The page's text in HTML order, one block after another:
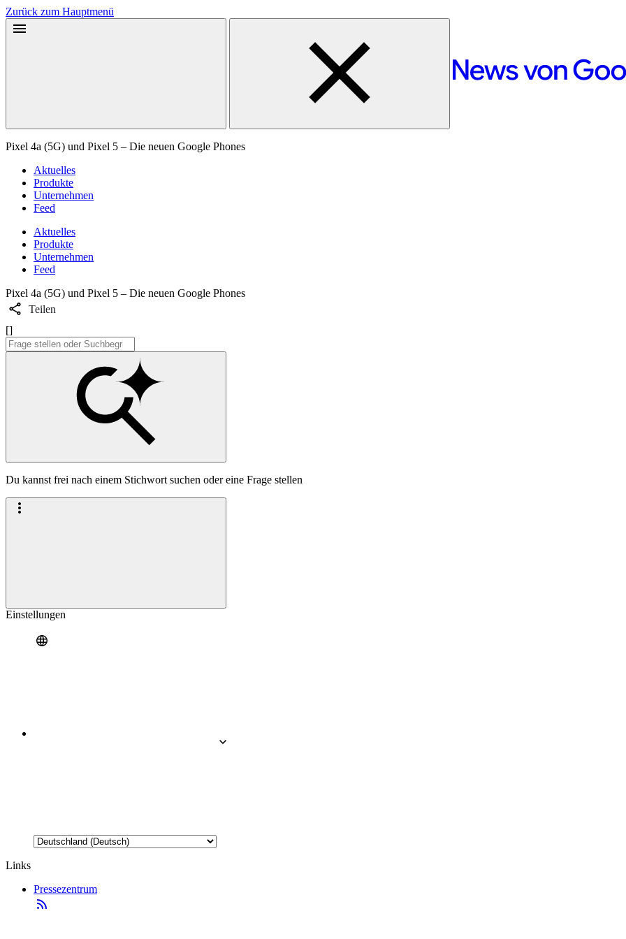
Zurück zum Hauptmenü
Pixel 4a (5G) und Pixel 5 – Die neuen Google Phones
Aktuelles
Produkte
Unternehmen
Feed
Aktuelles
Produkte
Unternehmen
Feed
Pixel 4a (5G) und Pixel 5 – Die neuen Google Phones
Teilen
[]
Du kannst frei nach einem Stichwort suchen oder eine Frage stellen
Einstellungen
Links
Pressezentrum